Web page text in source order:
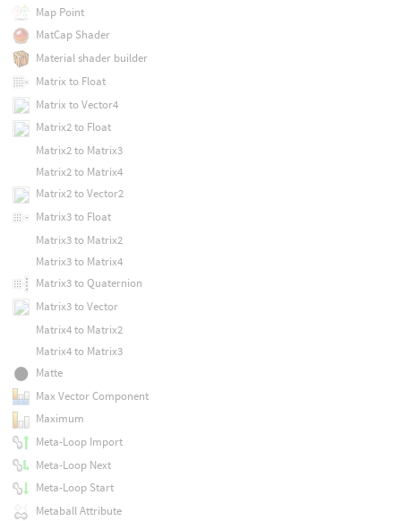
Map Point
MatCap Shader
Material shader builder
Matrix to Float
Matrix to Vector4
Matrix2 to Float
Matrix2 to Matrix3
Matrix2 to Matrix4
Matrix2 to Vector2
Matrix3 to Float
Matrix3 to Matrix2
Matrix3 to Matrix4
Matrix3 to Quaternion
Matrix3 to Vector
Matrix4 to Matrix2
Matrix4 to Matrix3
Matte
Max Vector Component
Maximum
Meta-Loop Import
Meta-Loop Next
Meta-Loop Start
Metaball Attribute